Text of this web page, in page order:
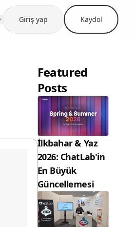
Giriş yap Kaydol
Featured
Posts
İlkbahar & Yaz
2026: ChatLab'in
En Büyük
Güncellemesi